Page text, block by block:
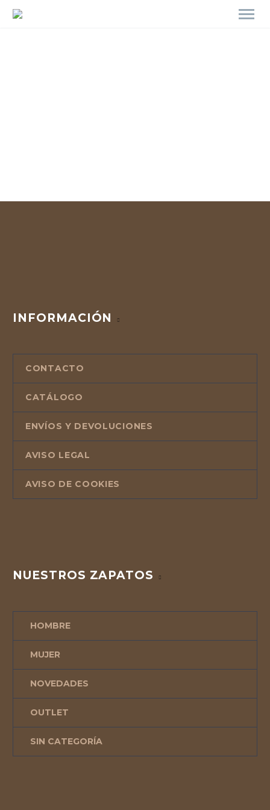
INFORMACIÓN
CONTACTO
CATÁLOGO
ENVÍOS Y DEVOLUCIONES
AVISO LEGAL
AVISO DE COOKIES
NUESTROS ZAPATOS
HOMBRE
MUJER
NOVEDADES
OUTLET
SIN CATEGORÍA